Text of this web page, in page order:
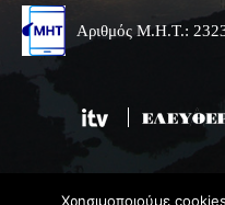
Αριθμός Μ.Η.Τ.:
Χρησιμοποιούμε